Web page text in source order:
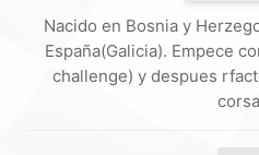
Nacido en Bosnia y
España(Galicia). Empece
challenge) y despues